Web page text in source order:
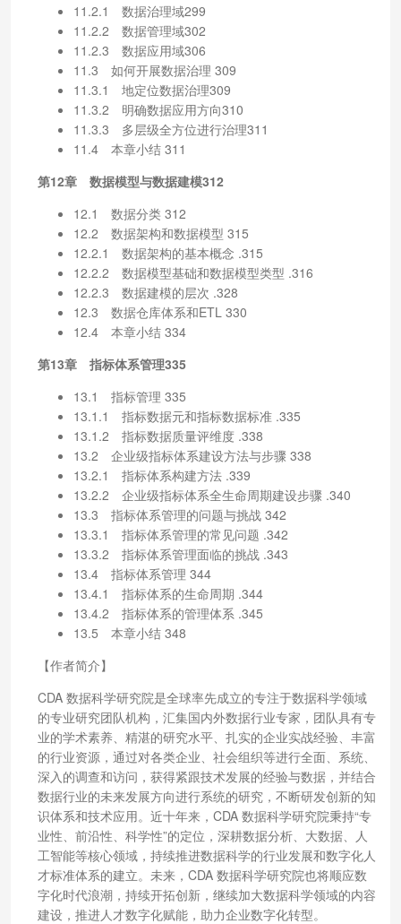
11.2.1 数据治理域299
11.2.2 数据管理域302
11.2.3 数据应用域306
11.3 如何开展数据治理 309
11.3.1 地定位数据治理309
11.3.2 明确数据应用方向310
11.3.3 多层级全方位进行治理311
11.4 本章小结 311
第12章 数据模型与数据建模312
12.1 数据分类 312
12.2 数据架构和数据模型 315
12.2.1 数据架构的基本概念 .315
12.2.2 数据模型基础和数据模型类型 .316
12.2.3 数据建模的层次 .328
12.3 数据仓库体系和ETL 330
12.4 本章小结 334
第13章 指标体系管理335
13.1 指标管理 335
13.1.1 指标数据元和指标数据标准 .335
13.1.2 指标数据质量评维度 .338
13.2 企业级指标体系建设方法与步骤 338
13.2.1 指标体系构建方法 .339
13.2.2 企业级指标体系全生命周期建设步骤 .340
13.3 指标体系管理的问题与挑战 342
13.3.1 指标体系管理的常见问题 .342
13.3.2 指标体系管理面临的挑战 .343
13.4 指标体系管理 344
13.4.1 指标体系的生命周期 .344
13.4.2 指标体系的管理体系 .345
13.5 本章小结 348
【作者简介】
CDA 数据科学研究院是全球率先成立的专注于数据科学领域
的专业研究团队机构，汇集国内外数据行业专家，团队具有专
业的学术素养、精湛的研究水平、扎实的企业实战经验、丰富
的行业资源，通过对各类企业、社会组织等进行全面、系统、
深入的调查和访问，获得紧跟技术发展的经验与数据，并结合
数据行业的未来发展方向进行系统的研究，不断研发创新的知
识体系和技术应用。近十年来，CDA 数据科学研究院秉持“专
业性、前沿性、科学性”的定位，深耕数据分析、大数据、人
工智能等核心领域，持续推进数据科学的行业发展和数字化人
才标准体系的建立。未来，CDA 数据科学研究院也将顺应数
字化时代浪潮，持续开拓创新，继续加大数据科学领域的内容
建设，推进人才数字化赋能，助力企业数字化转型。